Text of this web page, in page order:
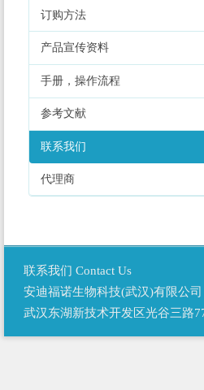
订购方法
产品宣传资料
手册，操作流程
参考文献
联系我们
代理商
联系我们 Contact Us
安迪福诺生物科技(武汉)有限公司
武汉东湖新技术开发区光谷三路